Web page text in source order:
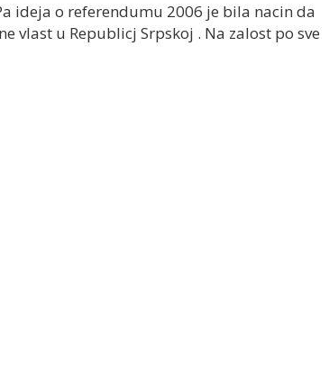
ideja o referendumu 2006 je bila nacin da
vlast u Republicj Srpskoj . Na zalost po sve